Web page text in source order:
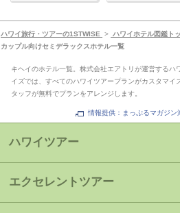
ハワイ旅行・ツアーの1STWISE > ハワイホテル図鑑ト
カップル向けセミデラックスホテル一覧
キヘイのホテル一覧。株式会社エアトリが運営するハ
イズでは、すべてのハワイツアープランがカスタマイ
タッフが無料でプランをアレンジします。
情報提供：まっぷるマガジン
ハワイツアー
エクセレントツアー